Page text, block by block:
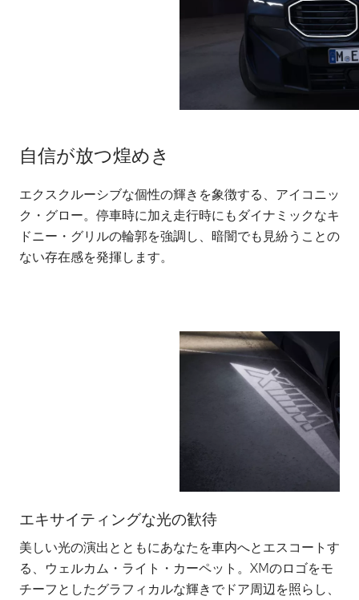
自信が放つ煌めき
エクスクルーシブな個性の輝きを象徴する、アイコニッ
ク・グロー。停車時に加え走行時にもダイナミックなキ
ドニー・グリルの輪郭を強調し、暗闇でも見紛うことの
ない存在感を発揮します。
エキサイティングな光の歓待
美しい光の演出とともにあなたを車内へとエスコートす
る、ウェルカム・ライト・カーペット。XMのロゴをモ
チーフとしたグラフィカルな輝きでドア周辺を照らし、